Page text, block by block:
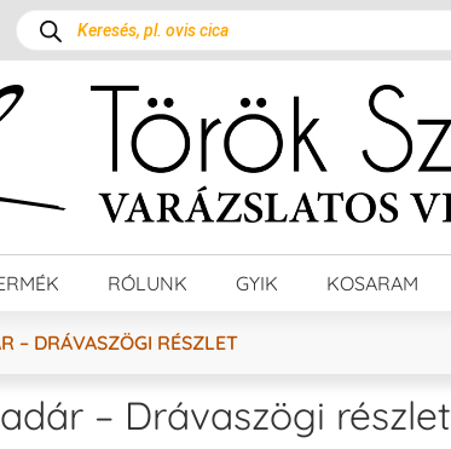
RÓLUNK GYIK KOSARAM
– DRÁVASZÖGI RÉSZLET
– Drávaszögi részlet